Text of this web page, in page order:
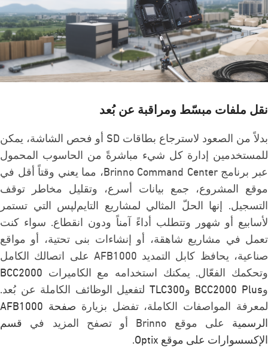
نقل ملفات مبسّط ومراقبة عن بُعد
بدلاً من الصعود لاسترجاع بطاقات SD أو فحص الشاشة، يمكن
للمستخدمين إدارة كل شيء مباشرةً من الحاسوب المحمول
عبر برنامج Brinno Command Center، مما يعني وقتاً أقل في
موقع المشروع، جمع بيانات أسرع، وتقليل مخاطر توقف
التسجيل. إنها الحلّ المثالي لمشاريع التايم‌لپس التي تستمر
لأسابيع أو شهور وتتطلب أداءً آمناً ودون انقطاع. سواء كنت
تعمل في مشاريع شاهقة، أو إنشاءات بنى تحتية، أو مواقع
صناعية، يحافظ كابل التمديد AFB1000 على اتصالك الكامل
وتحكمك الفعّال. يمكنك استخدامه مع الكاميرات BCC2000
وBCC2000 Plus وTLC300 لتفعيل الوظائف الكاملة عن بُعد.
لمعرفة المواصفات الكاملة، تفضل بزيارة
صفحة AFB1000
الرسمية على موقع Brinno أو تصفح المزيد في
قسم
الإكسسوارات على موقع Optix
.